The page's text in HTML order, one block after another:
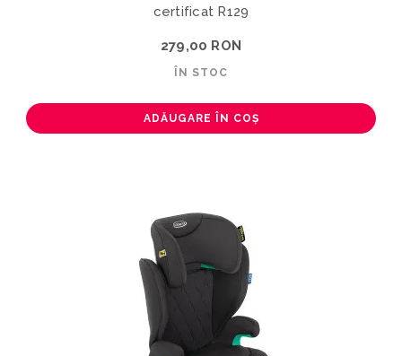
certificat R129
279,00 RON
ÎN STOC
ADĂUGARE ÎN COȘ